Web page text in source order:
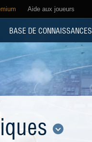
Aide aux joueurs
BASE DE CONNAISSANCES